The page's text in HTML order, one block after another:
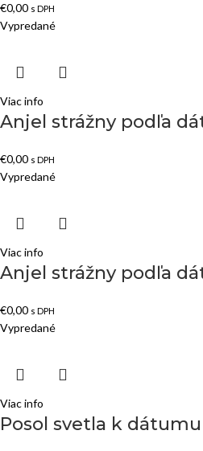
€0,00 s DPH
Vypredané
Viac info
Anjel strážny podľa
€0,00 s DPH
Vypredané
Viac info
Anjel strážny podľa
€0,00 s DPH
Vypredané
Viac info
Posol svetla k